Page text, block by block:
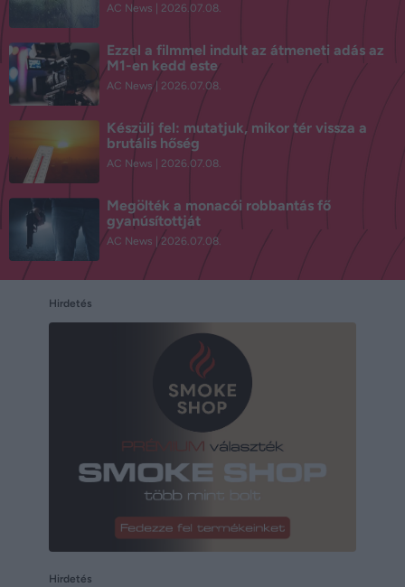
AC News 2026.07.08.
Ezzel a filmmel indult az átmeneti adás az
M1-en kedd este
AC News 2026.07.08.
Készülj fel: mutatjuk, mikor tér vissza a
brutális hőség
AC News 2026.07.08.
Megölték a monacói robbantás fő
gyanúsítottját
AC News 2026.07.08.
Hirdetés
Hirdetés